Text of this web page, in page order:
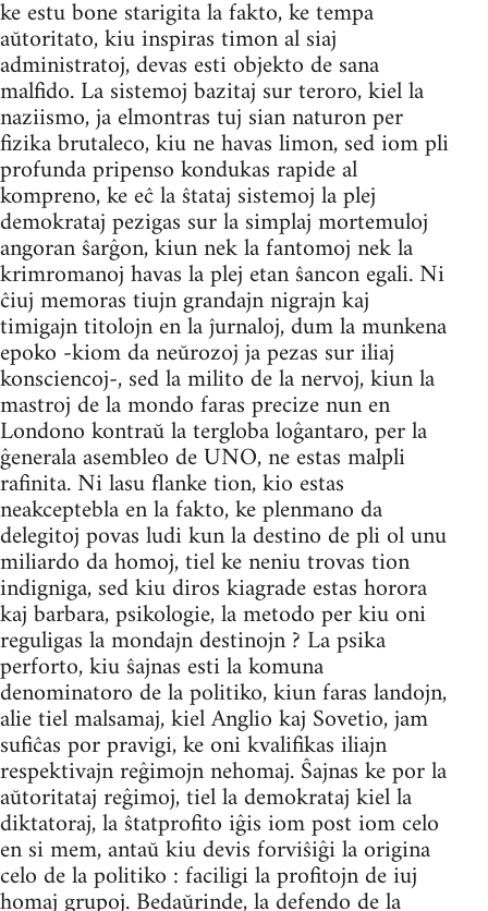
ke estu bone starigita la fakto, ke tempa
aŭtoritato, kiu inspiras timon al siaj
administratoj, devas esti objekto de sana
malfido. La sistemoj bazitaj sur teroro, kiel la
naziismo, ja elmontras tuj sian naturon per
fizika brutaleco, kiu ne havas limon, sed iom pli
profunda pripenso kondukas rapide al
kompreno, ke eĉ la ŝtataj sistemoj la plej
demokrataj pezigas sur la simplaj mortemuloj
angoran ŝarĝon, kiun nek la fantomoj nek la
krimromanoj havas la plej etan ŝancon egali. Ni
ĉiuj memoras tiujn grandajn nigrajn kaj
timigajn titolojn en la ĵurnaloj, dum la munkena
epoko -kiom da neŭrozoj ja pezas sur iliaj
konsciencoj-, sed la milito de la nervoj, kiun la
mastroj de la mondo faras precize nun en
Londono kontraŭ la tergloba loĝantaro, per la
ĝenerala asembleo de UNO, ne estas malpli
rafinita. Ni lasu flanke tion, kio estas
neakceptebla en la fakto, ke plenmano da
delegitoj povas ludi kun la destino de pli ol unu
miliardo da homoj, tiel ke neniu trovas tion
indigniga, sed kiu diros kiagrade estas horora
kaj barbara, psikologie, la metodo per kiu oni
reguligas la mondajn destinojn ? La psika
perforto, kiu ŝajnas esti la komuna
denominatoro de la politiko, kiun faras landojn,
alie tiel malsamaj, kiel Anglio kaj Sovetio, jam
sufiĉas por pravigi, ke oni kvalifikas iliajn
respektivajn reĝimojn nehomaj. Ŝajnas ke por la
aŭtoritataj reĝimoj, tiel la demokrataj kiel la
diktatoraj, la ŝtatprofito iĝis iom post iom celo
en si mem, antaŭ kiu devis forviŝiĝi la origina
celo de la politiko : faciligi la profitojn de iuj